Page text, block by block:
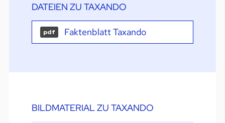
DATEIEN ZU TAXANDO
pdf Faktenblatt Taxando
BILDMATERIAL ZU TAXANDO